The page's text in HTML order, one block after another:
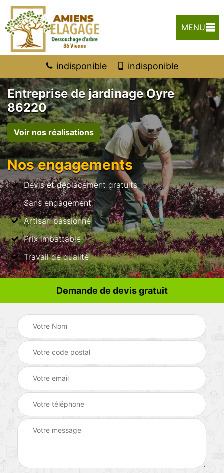
MENU
indisponible indisponible
Entreprise de jardinage Oyre
86220
Voir nos réalisations
Nos engagements
Devis et déplacement gratuits
Sans engagement
Artisan passionné
Prix imbattable
Travail de qualité
Demande de devis gratuit